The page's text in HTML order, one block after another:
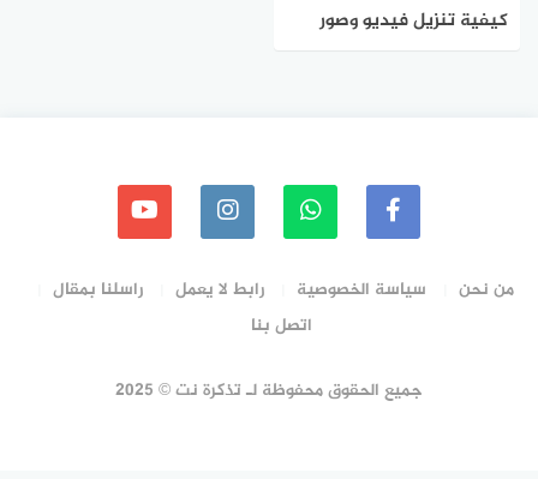
كيفية تنزيل فيديو وصور
من نحن سياسة الخصوصية رابط لا يعمل
راسلنا بمقال
اتصل بنا
جميع الحقوق محفوظة لـ تذكرة نت © 2025